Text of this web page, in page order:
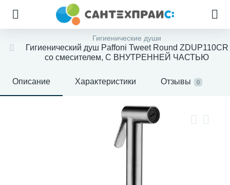
Гигиенические души
Гигиенический душ Paffoni Tweet Round ZDUP110CR
со смесителем, С ВНУТРЕННЕЙ ЧАСТЬЮ
Описание Характеристики Отзывы 0